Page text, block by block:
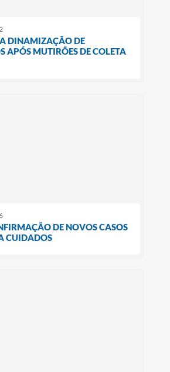
DINAMIZAÇÃO DE
APÓS MUTIRÕES DE COLETA
DE NOVOS CASOS
CUIDADOS